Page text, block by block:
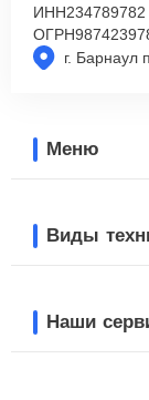
г. Барнаул
ИНН234789782
ОГРН
Меню
Виды
Наши